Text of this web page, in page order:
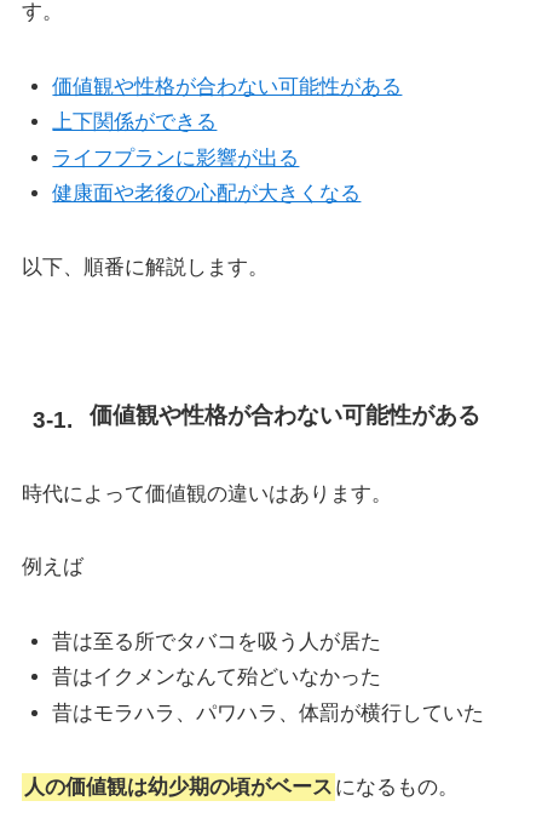
す。
価値観や性格が合わない可能性がある
上下関係ができる
ライフプランに影響が出る
健康面や老後の心配が大きくなる
以下、順番に解説します。
価値観や性格が合わない可能性がある
時代によって価値観の違いはあります。
例えば
昔は至る所でタバコを吸う人が居た
昔はイクメンなんて殆どいなかった
昔はモラハラ、パワハラ、体罰が横行していた
人の価値観は幼少期の頃がベース になるもの。